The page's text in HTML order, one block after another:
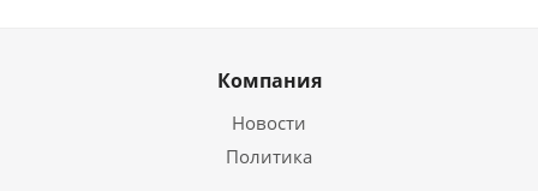
Компания
Новости
Политика